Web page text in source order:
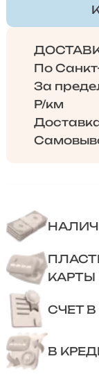
По
За
Р/км
КАРТЫ
СЧЕТ
В